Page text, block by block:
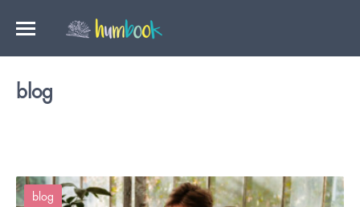
blog
blog